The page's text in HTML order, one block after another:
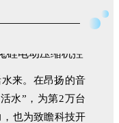
来。在昂扬的音
水”，为第2万台
也为致瞻科技开